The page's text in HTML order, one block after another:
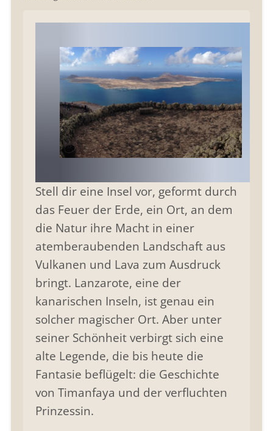
Stell dir eine Insel vor, geformt durch
das Feuer der Erde, ein Ort, an dem
die Natur ihre Macht in einer
atemberaubenden Landschaft aus
Vulkanen und Lava zum Ausdruck
bringt. Lanzarote, eine der
kanarischen Inseln, ist genau ein
solcher magischer Ort. Aber unter
seiner Schönheit verbirgt sich eine
alte Legende, die bis heute die
Fantasie beflügelt: die Geschichte
von Timanfaya und der verfluchten
Prinzessin.